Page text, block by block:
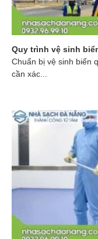
Quy trình vệ sinh
Chuẩn bị vệ sinh biển
cần xác...